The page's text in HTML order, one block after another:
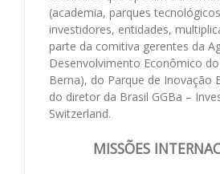
(academia, parques
investidores, entidades,
parte da comitiva gerentes da
Desenvolvimento Econômico
Berna), do Parque de Inovação
do diretor da Brasil GGBa –
Switzerland.
MISSÕES